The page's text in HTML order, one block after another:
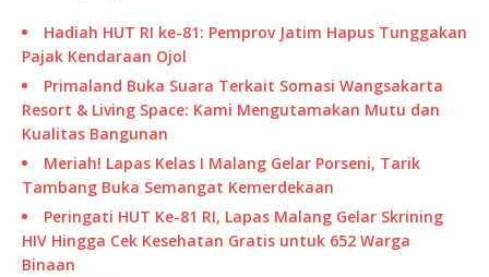
Hadiah HUT RI ke-81: Pemprov Jatim Hapus Tunggakan
Pajak Kendaraan Ojol
Primaland Buka Suara Terkait Somasi Wangsakarta
Resort & Living Space: Kami Mengutamakan Mutu dan
Kualitas Bangunan
Meriah! Lapas Kelas I Malang Gelar Porseni, Tarik
Tambang Buka Semangat Kemerdekaan
Peringati HUT Ke-81 RI, Lapas Malang Gelar Skrining
HIV Hingga Cek Kesehatan Gratis untuk 652 Warga
Binaan